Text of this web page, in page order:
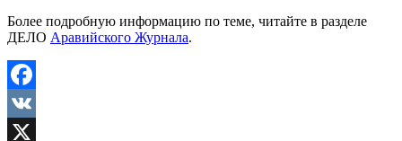
Более подробную информацию по теме, читайте в разделе
ДЕЛО Аравийского Журнала.
Facebook
VK